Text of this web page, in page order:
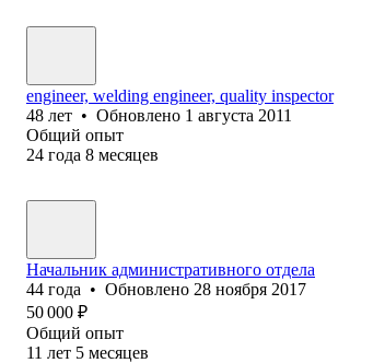
engineer, welding engineer, quality inspector
48 лет • Обновлено 1 августа 2011
Общий опыт
24 года 8 месяцев
Начальник административного отдела
44 года • Обновлено 28 ноября 2017
50 000 ₽
Общий опыт
11 лет 5 месяцев